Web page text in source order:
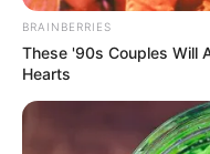
ACTIVAR AHORA
TEMAS
BRAINBERRIES
These '90s Couples Will
Hearts